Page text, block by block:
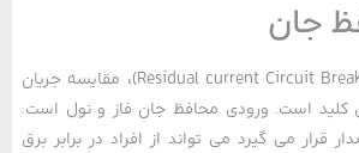
محافظ جان (Residual current Circuit Breaker(RCCB))، مقایسه جریان
است. ورودی محافظ جان فاز و نول است.
گیرد می تواند از افراد در برابر برق